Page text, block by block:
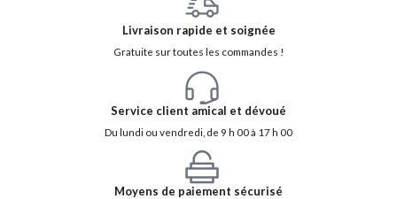
Livraison rapide et soignée
Gratuite sur toutes les commandes !
Service client amical et dévoué
Du lundi ou vendredi, de 9 h 00 à 17 h 00
Moyens de paiement sécurisé